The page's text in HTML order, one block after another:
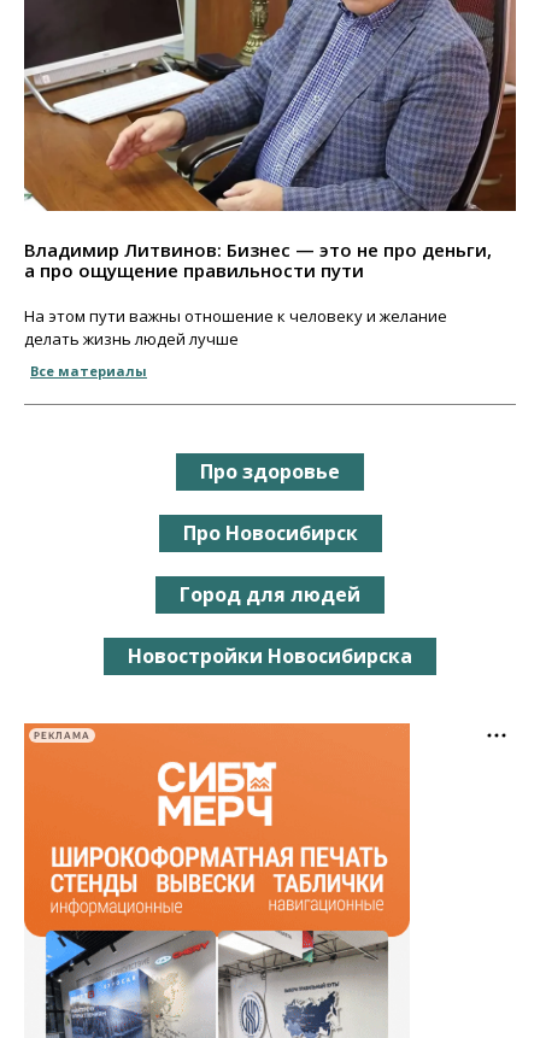
Владимир Литвинов: Бизнес — это не про деньги,
а про ощущение правильности пути
На этом пути важны отношение к человеку и желание
делать жизнь людей лучше
Все материалы
Про здоровье
Про Новосибирск
Город для людей
Новостройки Новосибирска
РЕКЛАМА